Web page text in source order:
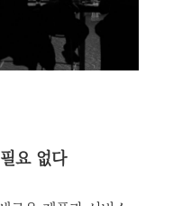
요 없다